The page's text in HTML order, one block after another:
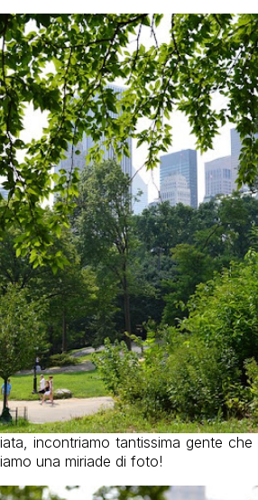
incontriamo tantissima gente
una miriade di foto!